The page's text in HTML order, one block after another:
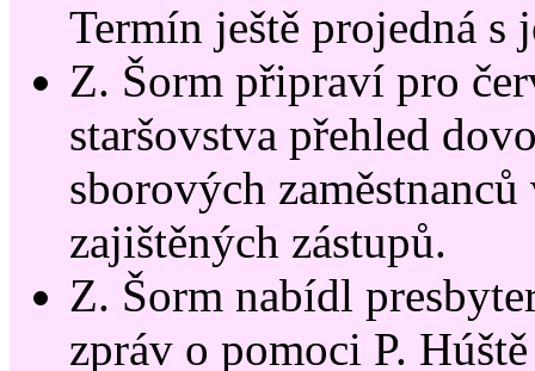
Termín ještě projedná s
Z. Šorm připraví pro
staršovstva přehled
sborových zaměstnanců
zajištěných zástupů.
Z. Šorm nabídl
zpráv o pomoci P.